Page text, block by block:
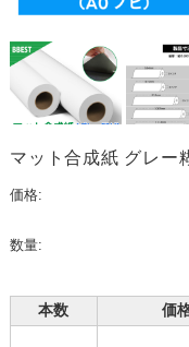
マット合成紙 グレー
価格:
数量:
本数 価